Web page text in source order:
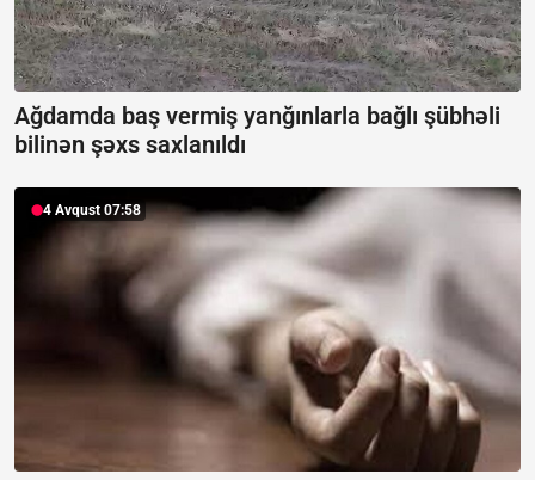
Ağdamda baş vermiş yanğınlarla bağlı şübhəli
bilinən şəxs saxlanıldı
4 Avqust 07:58